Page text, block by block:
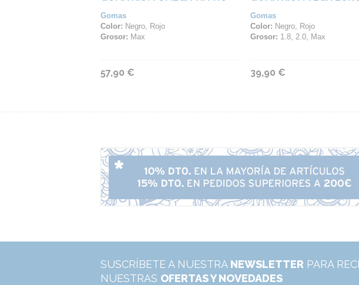
Gomas
Color: Negro, Rojo
Grosor: Max
57,90 €
Gomas
Color: Negro, Rojo
Grosor: 1.8, 2.0, Max
39,90 €
SUSCRÍBETE A NUESTRA NEWSLETTER PARA
NUESTRAS OFERTAS Y NOVEDADES